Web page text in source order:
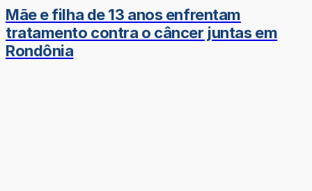
Mãe e filha de 13 anos enfrentam
tratamento contra o câncer juntas em
Rondônia